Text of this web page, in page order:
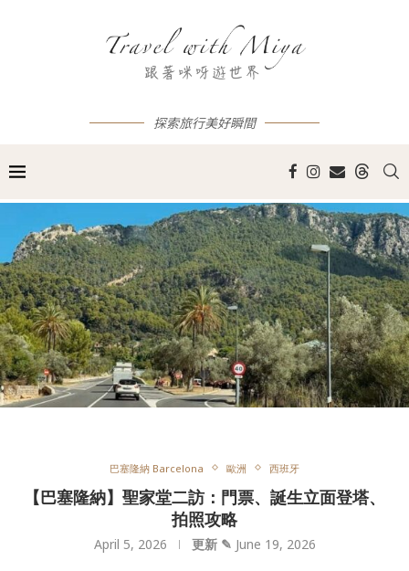
探索旅行美好瞬間
巴塞隆納 Barcelona 歐洲 西班牙
【巴塞隆納】聖家堂二訪：門票、誕生立面登塔、
拍照攻略
April 5, 2026 更新 ✎ June 19, 2026